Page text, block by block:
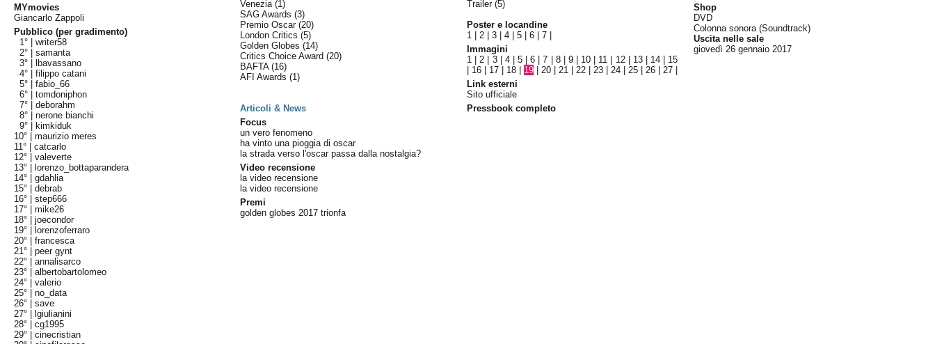
MYmovies
Giancarlo Zappoli
Pubblico (per gradimento)
1° |writer58
2° |samanta
3° |
lbavassano
4° |filippo catani
5° |fabio_66
6° |tomdoniphon
7° |deborahm
8° |nerone bianchi
9° |
kimkiduk
10° |maurizio meres
11° |catcarlo
12° |valeverte
13° |
lorenzo_bottaparandera
14° |gdahlia
15° |debrab
16° |step666
17° |mike26
18° |joecondor
19° |
lorenzoferraro
20° |francesca
21° |peer gynt
22° |annalisarco
23° |albertobartolomeo
24° |valerio
25° |no_data
26° |save
27° |
lgiulianini
28° |cg1995
29° |cinecristian
Venezia(1)
SAG Awards(3)
Premio Oscar(20)
London Critics(5)
Golden Globes(14)
Critics Choice Award(20)
BAFTA(16)
AFI Awards(1)
Articoli & News
Focus
un vero fenomeno
ha vinto una pioggia di oscar
la strada verso l'oscar passa dalla nostalgia?
Video recensione
la video recensione
la video recensione
Premi
golden globes 2017 trionfa
Trailer (5)
Poster e locandine
1 |2 |3 |4 |5 |6 |7
Immagini
1 |2 3| 4|5 |6 |7 8| 9| 10 11 12| 13| 14
15
16 17 18 19 |20 |21 |22 |23 |24 |25 |26 |27
Link esterni
Sito ufficiale
Pressbook completo
Shop
DVD
Colonna sonora (Soundtrack)
Uscita nelle sale
giovedì 26 gennaio 2017